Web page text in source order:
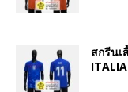
สกรีนเ
ITALIA